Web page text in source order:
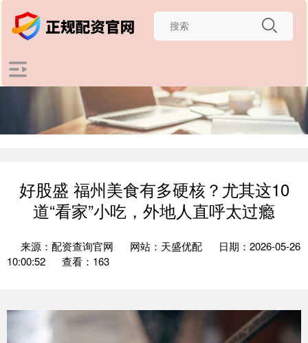
好股盛 福州美食有多硬核？尤其这10
道“看家”小吃，外地人直呼太过瘾
来源：配资查询官网 网站：天盛优配
日期：2026-05-26
10:00:52
查看：163